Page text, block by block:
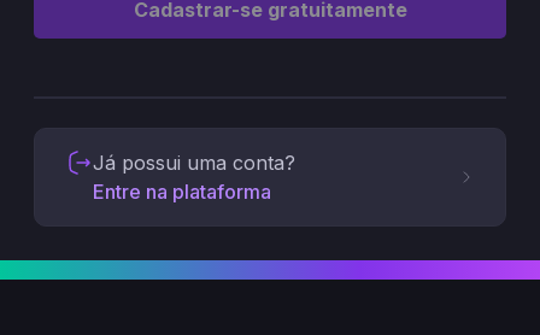
Cadastrar-se gratuitamente
Já possui uma conta?
Entre na plataforma